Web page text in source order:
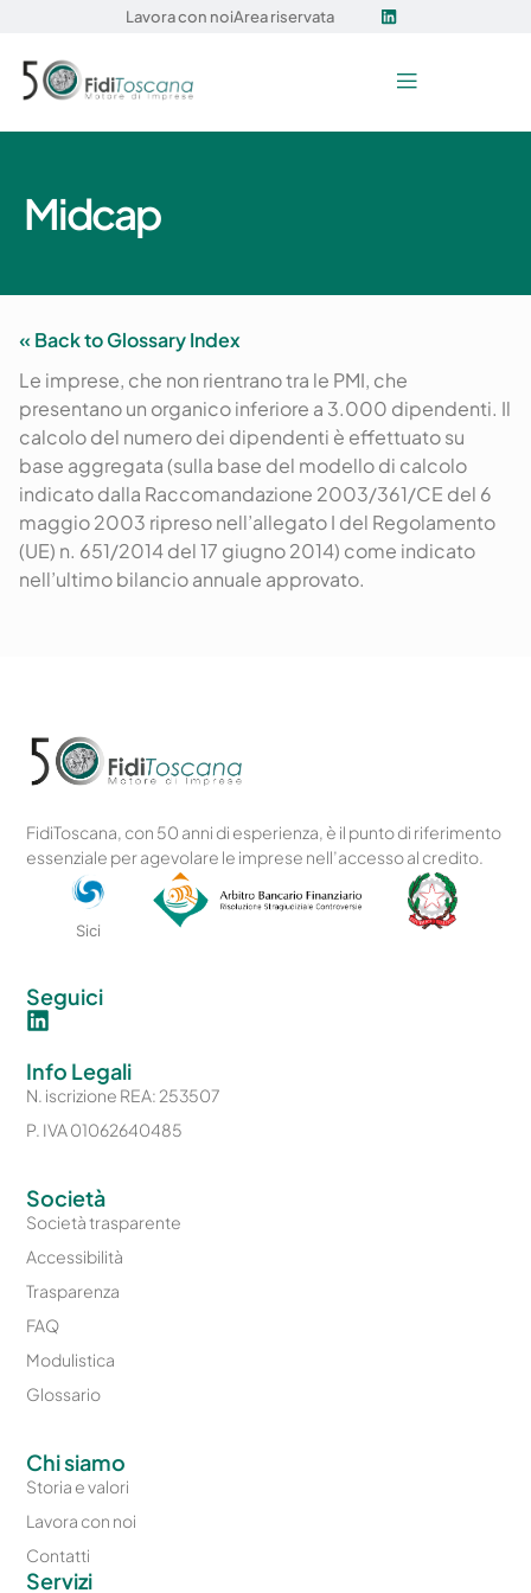
Lavora con noiArea riservata
Midcap
« Back to Glossary Index
Le imprese, che non rientrano tra le PMI, che
presentano un organico inferiore a 3.000 dipendenti. Il
calcolo del numero dei dipendenti è effettuato su
base aggregata (sulla base del modello di calcolo
indicato dalla Raccomandazione 2003/361/CE del 6
maggio 2003 ripreso nell’allegato I del Regolamento
(UE) n. 651/2014 del 17 giugno 2014) come indicato
nell’ultimo bilancio annuale approvato.
FidiToscana, con 50 anni di esperienza, è il punto di riferimento
essenziale per agevolare le imprese nell’accesso al credito.
Sici
Chi siamo
Storia e valori
Lavora con noi
Contatti
Servizi
Società
Società trasparente
Accessibilità
Trasparenza
FAQ
Modulistica
Glossario
Seguici
Info Legali
N. iscrizione REA: 253507
P. IVA 01062640485